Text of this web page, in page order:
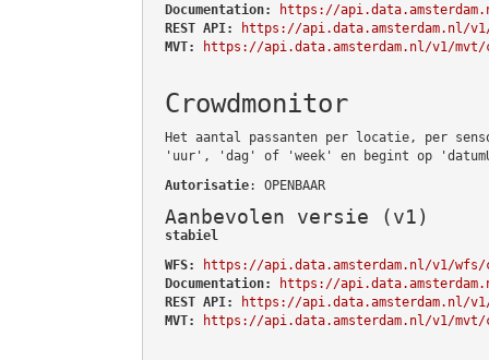
Documentation:
https://
REST API:
https://api.data.amsterdam.nl/v1/
MVT:
https://api.data.amsterdam.nl/v1/mvt/
Crowdmonitor
Het aantal passanten per locatie, per
'uur', 'dag' of 'week' en begint op
Autorisatie: OPENBAAR
Aanbevolen versie (v1)
stabiel
WFS:
https://api.data.amsterdam.nl/v1/wfs/
Documentation:
https://
REST API:
https://api.data.amsterdam.nl/
MVT:
https://api.data.amsterdam.nl/v1/mvt/